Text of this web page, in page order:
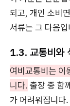
되고, 개인 소비
서류는 그 다음입
1.3. 교통비와
여비교통비는 이
니다. 출장 중 함
가 어려워집니다.